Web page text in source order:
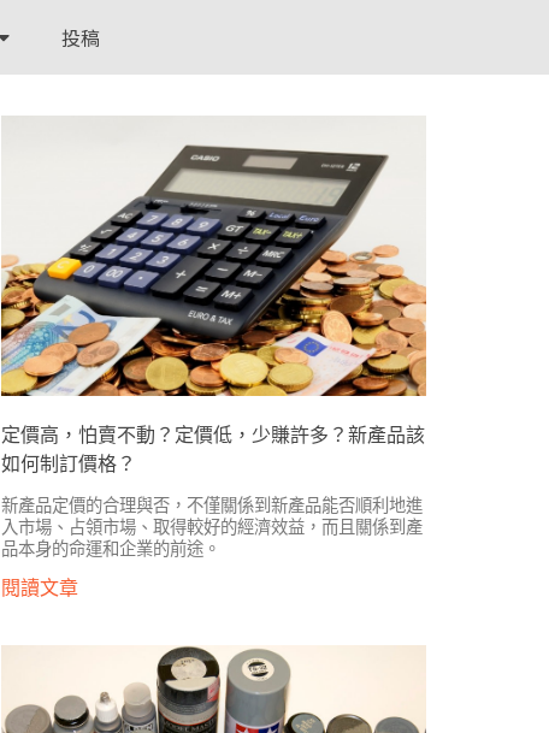
投稿
定價高，怕賣不動？定價低，少賺許多？新產品該
如何制訂價格？
新產品定價的合理與否，不僅關係到新產品能否順利地進
入市場、占領市場、取得較好的經濟效益，而且關係到產
品本身的命運和企業的前途。
閱讀文章